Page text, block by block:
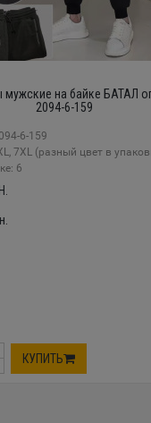
мужские на байке БАТАЛ
2094-6-159
6-159
7XL (разный цвет в
6
КУПИТЬ